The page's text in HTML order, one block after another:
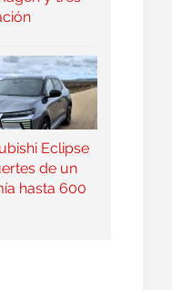
Eclipse
de un
hasta 600